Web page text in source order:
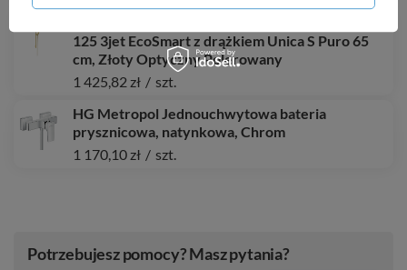
125 3jet EcoSmart z drążkiem Unica S Puro 65
cm, Złoty Optyczny Polerowany
1 425,82 zł / szt.
HG Metropol Jednouchwytowa bateria
prysznicowa, natynkowa, Chrom
1 170,10 zł / szt.
Potrzebujesz pomocy? Masz pytania?